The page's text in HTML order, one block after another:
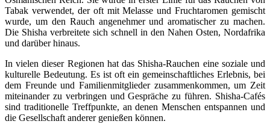
Tabak verwendet, der oft mit Melasse und Fruchtaromen gemischt
wurde, um den Rauch angenehmer und aromatischer zu machen.
Die Shisha verbreitete sich schnell in den Nahen Osten, Nordafrika
und darüber hinaus.
In vielen dieser Regionen hat das Shisha-Rauchen eine soziale und
kulturelle Bedeutung. Es ist oft ein gemeinschaftliches Erlebnis, bei
dem Freunde und Familienmitglieder zusammenkommen, um Zeit
miteinander zu verbringen und Gespräche zu führen. Shisha-Cafés
sind traditionelle Treffpunkte, an denen Menschen entspannen und
die Gesellschaft anderer genießen können.